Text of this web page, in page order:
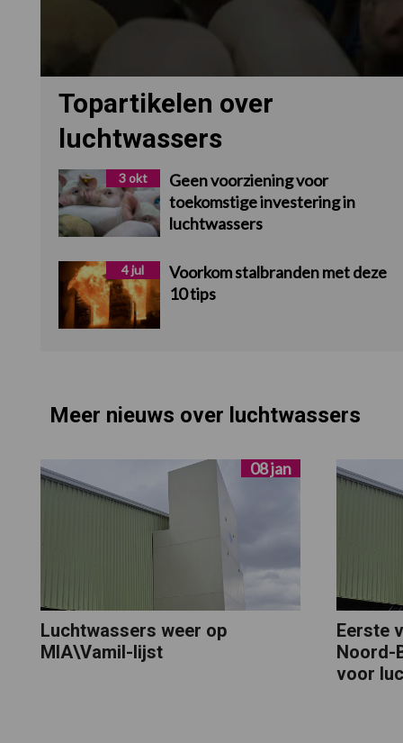
Topartikelen over
luchtwassers
3 okt
Geen voorziening voor
toekomstige investering in
luchtwassers
4 jul
Voorkom stalbranden met deze
10 tips
Meer nieuws over luchtwassers
08 jan
Luchtwassers weer op
MIA\Vamil-lijst
Eerste
Noord-
voor